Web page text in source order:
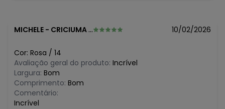
abril/2026 R$ 34,97
fevereiro/2026
MICHELE - CRICIUMA - SC 10/02/2026
Cor: Rosa / 14
Avaliação geral do produto: Incrível
Largura: Bom
Comprimento: Bom
Comentário:
Incrível